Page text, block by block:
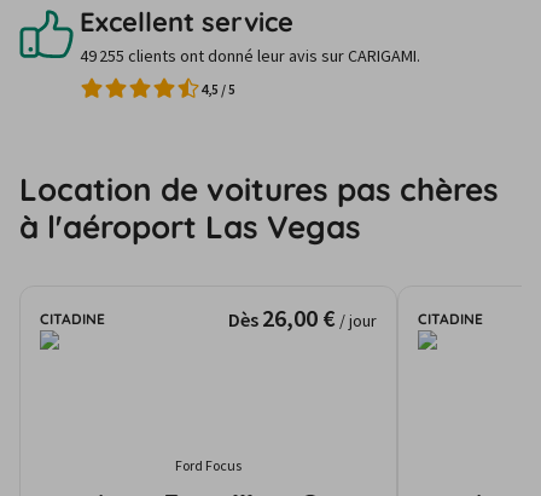
Excellent service
49 255 clients ont donné leur avis sur CARIGAMI.
4,5 /5
Location de voitures pas chères
à l'aéroport Las Vegas
CITADINE Dès 26,00 € / jour
Ford Focus
CITADINE